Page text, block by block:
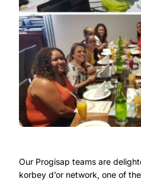
Our Progisap teams are
korbey d’or network, one of